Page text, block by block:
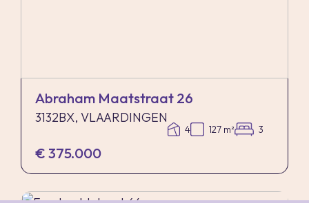
Abraham Maatstraat 26
3132BX, VLAARDINGEN
4 127 m² 3
€ 375.000